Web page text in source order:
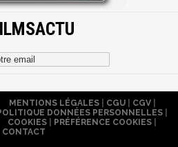
MENTIONS LÉGALES| CGU| CGV|
DONNÉES PERSONNELLES
COOKIES
PRÉFÉRENCE COOKIES
CONTACT